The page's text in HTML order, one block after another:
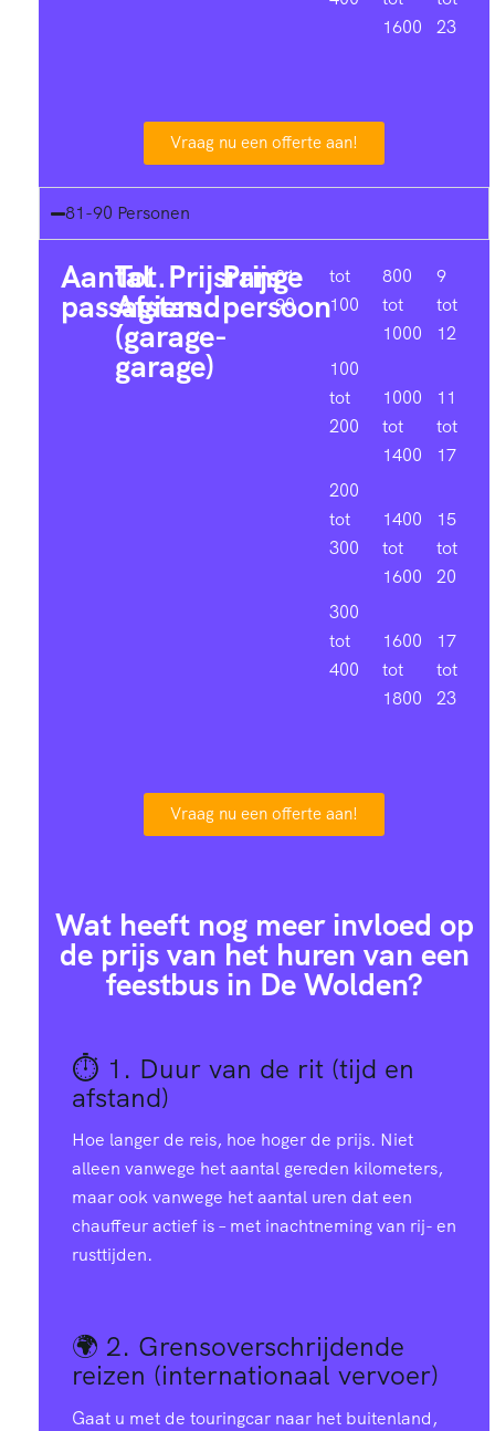
1600
23
Vraag nu een offerte aan!
81-90 Personen
Aantal
passagiers
Tot.
Afstand
(garage-
garage)
Prijsrange
Prijs
persoon
81-
90
tot
100
100
tot
200
200
tot
300
300
tot
400
800
tot
1000
1000
tot
1400
1400
tot
1600
1600
tot
1800
9
tot
12
11
tot
17
15
tot
20
17
tot
23
Vraag nu een offerte aan!
Wat heeft nog meer invloed op
de prijs van het huren van een
feestbus in De Wolden?
⏱️ 1. Duur van de rit (tijd en
afstand)
Hoe langer de reis, hoe hoger de prijs. Niet
alleen vanwege het aantal gereden kilometers,
maar ook vanwege het aantal uren dat een
chauffeur actief is – met inachtneming van rij- en
rusttijden.
🌍 2. Grensoverschrijdende
reizen (internationaal vervoer)
Gaat u met de touringcar naar het buitenland,